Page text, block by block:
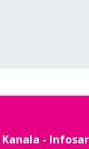
Kanala -